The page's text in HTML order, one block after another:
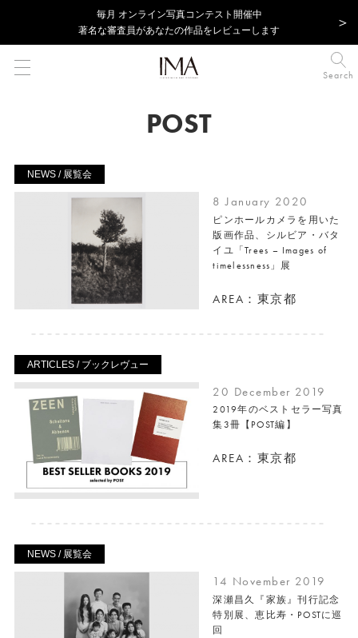
毎⽉ オンライン写真コンテスト開催中
著名な審査員があなたの作品をレビューします
Search
POST
NEWS / 展覧会
8 January 2020
ピンホールカメラを用いた
版画作品、シルビア・バタ
イユ「Trees – Images of
timelessness」展
AREA：東京都
ARTICLES / ブックレヴュー
20 December 2019
2019年のベストセラー写真
集3冊【POST編】
AREA：東京都
NEWS / 展覧会
14 November 2019
深瀬昌久『家族』刊行記念
特別展、恵比寿・POSTに巡
回